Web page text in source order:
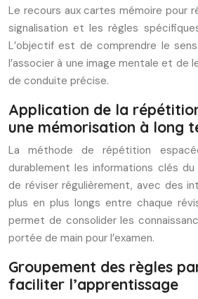
Le recours aux cartes mémoire pour
signalisation et les règles
L’objectif est de comprendre le
l’associer à une image mentale et de
de conduite précise.
Application de la
une mémorisation à long
La méthode de répétition
durablement les informations clés du
de réviser régulièrement, avec des
plus en plus longs entre chaque
permet de consolider les
portée de main pour l’examen.
Groupement des règles
faciliter l’apprentissage